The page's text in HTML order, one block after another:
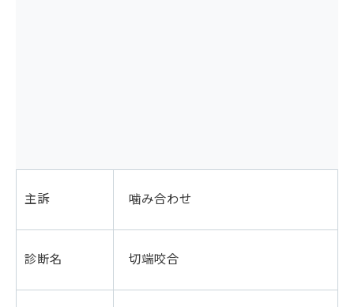
主訴 噛み合わせ
診断名 切端咬合